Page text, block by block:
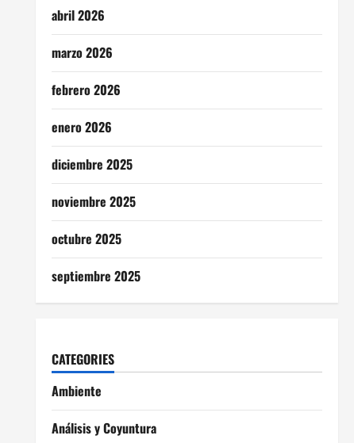
abril 2026
marzo 2026
febrero 2026
enero 2026
diciembre 2025
noviembre 2025
octubre 2025
septiembre 2025
CATEGORIES
Ambiente
Análisis y Coyuntura